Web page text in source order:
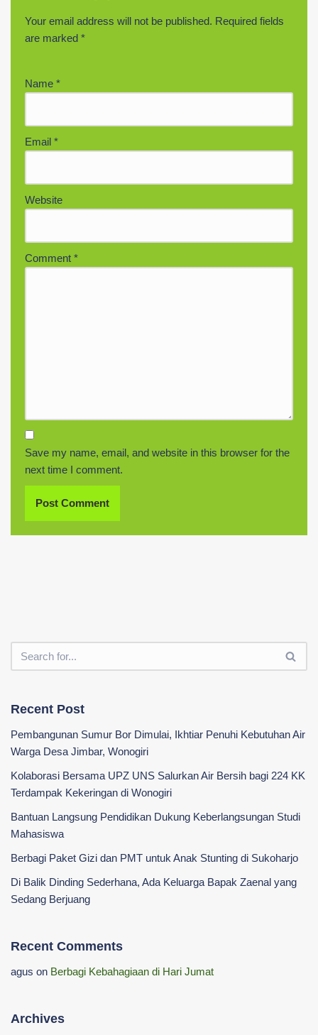
Your email address will not be published. Required fields
are marked *
Name *
Email *
Website
Comment *
Save my name, email, and website in this browser for the
next time I comment.
Recent Post
Pembangunan Sumur Bor Dimulai, Ikhtiar Penuhi Kebutuhan Air
Warga Desa Jimbar, Wonogiri
Kolaborasi Bersama UPZ UNS Salurkan Air Bersih bagi 224 KK
Terdampak Kekeringan di Wonogiri
‎Bantuan Langsung Pendidikan Dukung Keberlangsungan Studi
Mahasiswa ‎
Berbagi Paket Gizi dan PMT untuk Anak Stunting di Sukoharjo
Di Balik Dinding Sederhana, Ada Keluarga Bapak Zaenal yang
Sedang Berjuang
Recent Comments
agus on Berbagi Kebahagiaan di Hari Jumat
Archives